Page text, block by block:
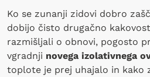
Ko se zunanji zidovi dobro
dobijo čisto drugačno
razmišljali o obnovi, pogosto
vgradnji novega izolativnega
toplote je prej uhajalo in kako